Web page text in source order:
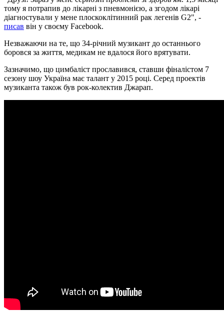
тому я потрапив до лікарні з пневмонією, а згодом лікарі
діагностували у мене плоскоклітинний рак легенів G2", -
писав він у своєму Facebook.
Незважаючи на те, що 34-річний музикант до останнього
боровся за життя, медикам не вдалося його врятувати.
Зазначимо, що цимбаліст прославився, ставши фіналістом 7
сезону шоу Україна має талант у 2015 році. Серед проектів
музиканта також був рок-колектив Джарап.